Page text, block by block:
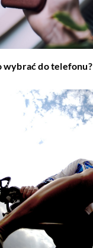
do telefonu?